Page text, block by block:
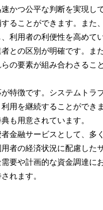
かつ公平な判断を実現し
ることができます。また
利用者の利便性を高めてい
との区別が明確です。ま
の要素が組み合わさるこ
特徴です。システムトラ
用を継続することができ
も用意されています。
金融サービスとして、多
者の経済状況に配慮した
要や計画的な資金調達に
れます。